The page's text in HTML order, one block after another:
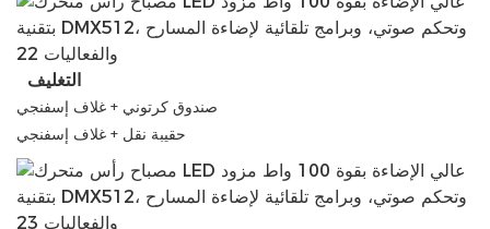
التغليف
صندوق كرتوني + غلاف إسفنجي
حقيبة نقل + غلاف إسفنجي